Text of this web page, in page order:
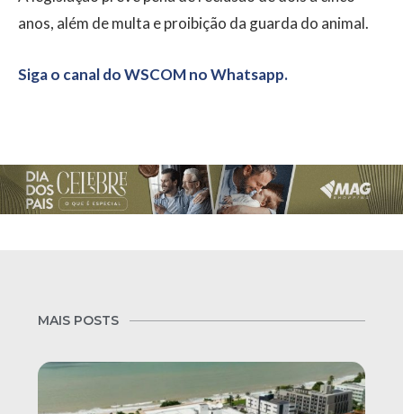
anos, além de multa e proibição da guarda do animal.
Siga o canal do WSCOM no Whatsapp.
MAIS POSTS